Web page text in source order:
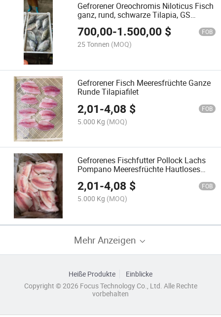
Gefrorener Oreochromis Niloticus Fisch
ganz, rund, schwarze Tilapia, GS
700,00-1.500,00 $ FOB
25 Tonnen (MOQ)
Gefrorener Fisch Meeresfrüchte Ganze
Runde Tilapiafilet
2,01-4,08 $ FOB
5.000 Kg (MOQ)
Gefrorenes Fischfutter Pollock Lachs
Pompano Meeresfrüchte Hautloses
2,01-4,08 $ FOB
5.000 Kg (MOQ)
Mehr Anzeigen
Heiße Produkte
Einblicke
Copyright © 2026 Focus Technology Co., Ltd. Alle Rechte
vorbehalten